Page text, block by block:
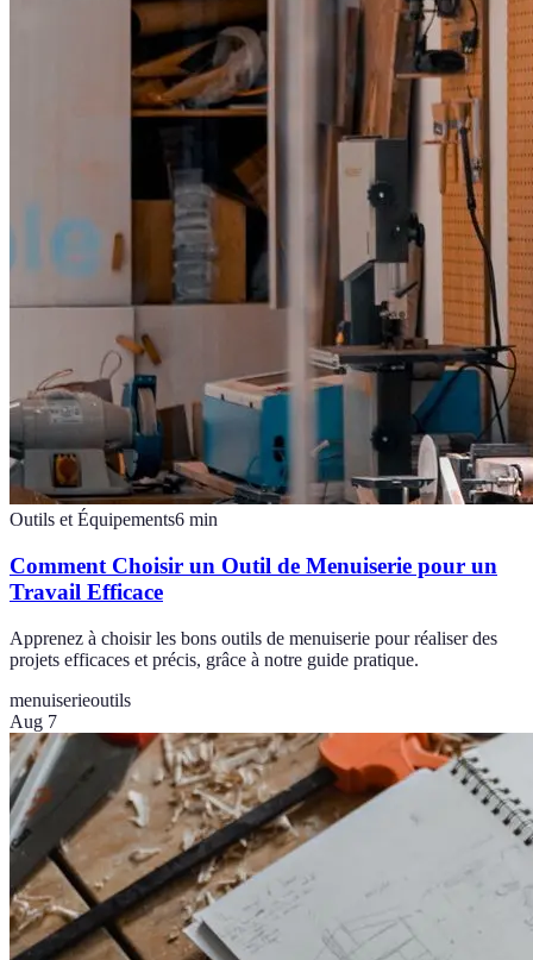
Outils et Équipements6 min
Comment Choisir un Outil de Menuiserie pour un
Travail Efficace
Apprenez à choisir les bons outils de menuiserie pour réaliser des
projets efficaces et précis, grâce à notre guide pratique.
menuiserieoutils
Aug 7